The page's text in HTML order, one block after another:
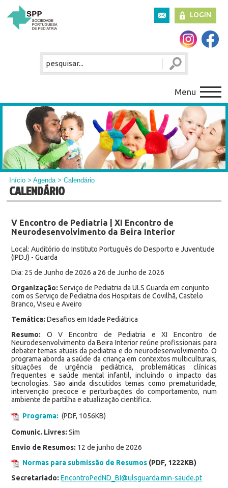
LOGIN
Menu
Início >Agenda> Calendário
CALENDÁRIO
V Encontro de Pediatria | XI Encontro de
Neurodesenvolvimento da Beira Interior
Local: Auditório do Instituto Português do Desporto e Juventude
(IPDJ) - Guarda
Dia: 25 de Junho de 2026 a 26 de Junho de 2026
Organização: Serviço de Pediatria da ULS Guarda em conjunto
com os Serviço de Pediatria dos Hospitais de Covilhã, Castelo
Branco, Viseu e Aveiro
Temática: Desafios em Idade Pediátrica
Resumo: O V Encontro de Pediatria e XI Encontro de
Neurodesenvolvimento da Beira Interior reúne profissionais para
debater temas atuais da pediatria e do neurodesenvolvimento. O
programa aborda a saúde da criança em contextos multiculturais,
situações de urgência pediátrica, problemáticas clínicas
frequentes e saúde mental infantil, incluindo o impacto das
tecnologias. São ainda discutidos temas como prematuridade,
intervenção precoce e perturbações do comportamento, num
ambiente de partilha e atualização científica.
Programa: (PDF, 1056KB)
Comunic. Livres: Sim
Envio de Resumos: 12 de junho de 2026
Normas para submissão de Resumos(PDF, 1222KB)
Secretariado: EncontroPedND_BI@ulsguarda.min-saude.pt